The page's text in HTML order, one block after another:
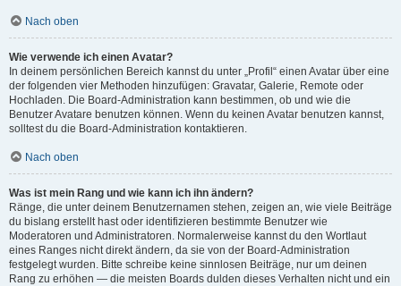
Nach oben
Wie verwende ich einen Avatar?
In deinem persönlichen Bereich kannst du unter „Profil“ einen Avatar über eine
der folgenden vier Methoden hinzufügen: Gravatar, Galerie, Remote oder
Hochladen. Die Board-Administration kann bestimmen, ob und wie die
Benutzer Avatare benutzen können. Wenn du keinen Avatar benutzen kannst,
solltest du die Board-Administration kontaktieren.
Nach oben
Was ist mein Rang und wie kann ich ihn ändern?
Ränge, die unter deinem Benutzernamen stehen, zeigen an, wie viele Beiträge
du bislang erstellt hast oder identifizieren bestimmte Benutzer wie
Moderatoren und Administratoren. Normalerweise kannst du den Wortlaut
eines Ranges nicht direkt ändern, da sie von der Board-Administration
festgelegt wurden. Bitte schreibe keine sinnlosen Beiträge, nur um deinen
Rang zu erhöhen — die meisten Boards dulden dieses Verhalten nicht und ein